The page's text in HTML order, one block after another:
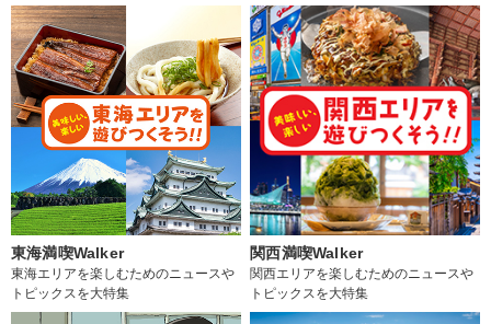
東海満喫Walker
東海エリアを楽しむためのニュースや
トピックスを大特集
関西満喫Walker
関西エリアを楽しむためのニュースや
トピックスを大特集